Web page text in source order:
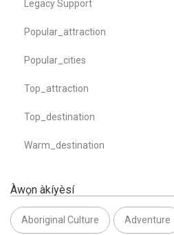
Legacy Support
Popular_attraction
Popular_cities
Top_attraction
Top_destination
Warm_destination
Àwọn àkíyèsí
Aboriginal Culture Adventure